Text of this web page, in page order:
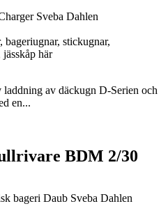
av däckugn D-Serien och
en...
BDM 2/30